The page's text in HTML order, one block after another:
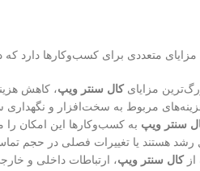
مزایای متعددی برای کسب‌وکارها دارد
مزایایکال سنتر ویپ، کاهش
مربوط به سخت‌افزار و
سنتر ویپ به کسب‌وکارها این امکان را
هستند یا تغییرات فصلی در حجم
ازکال سنتر ویپ، ارتباطات داخلی و